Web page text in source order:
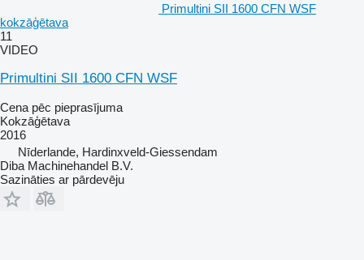
Primultini SII 1600 CFN WSF
kokzāģētava
11
VIDEO
Primultini SII 1600 CFN WSF
Cena pēc pieprasījuma
Kokzāģētava
2016
Nīderlande, Hardinxveld-Giessendam
Diba Machinehandel B.V.
Sazināties ar pārdevēju